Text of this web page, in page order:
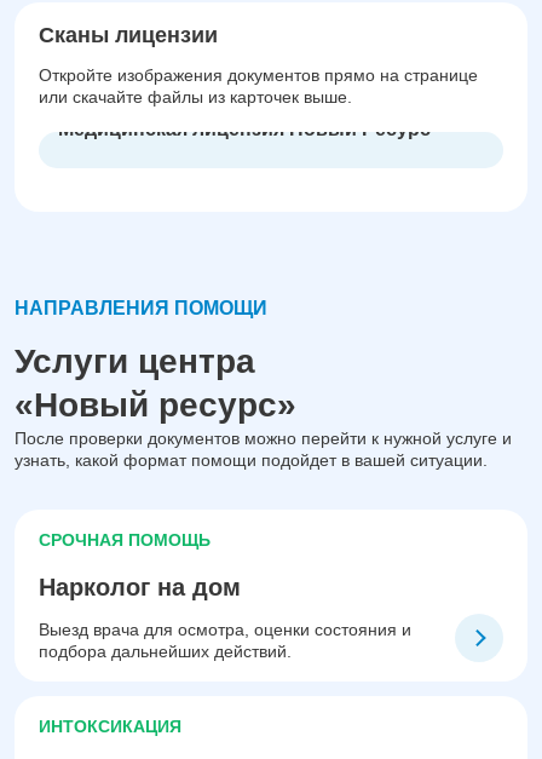
Сканы лицензии
Откройте изображения документов прямо на странице
или скачайте файлы из карточек выше.
Медицинская лицензия Новый Ресурс
НАПРАВЛЕНИЯ ПОМОЩИ
Услуги центра
«Новый ресурс»
После проверки документов можно перейти к нужной услуге и
узнать, какой формат помощи подойдет в вашей ситуации.
СРОЧНАЯ ПОМОЩЬ
Нарколог на дом
Выезд врача для осмотра, оценки состояния и
подбора дальнейших действий.
ИНТОКСИКАЦИЯ